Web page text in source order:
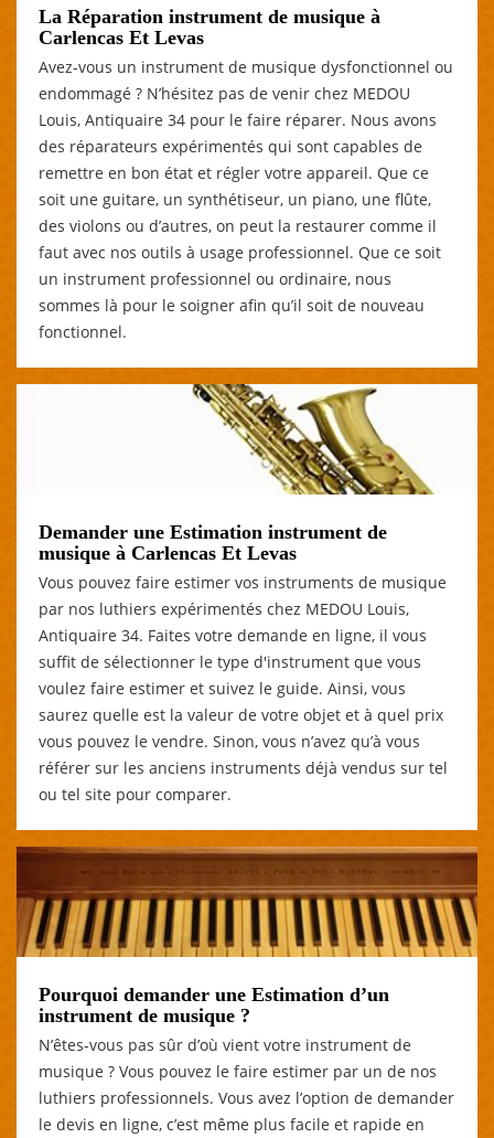
La Réparation instrument de musique à
Carlencas Et Levas
Avez-vous un instrument de musique dysfonctionnel ou
endommagé ? N’hésitez pas de venir chez MEDOU
Louis, Antiquaire 34 pour le faire réparer. Nous avons
des réparateurs expérimentés qui sont capables de
remettre en bon état et régler votre appareil. Que ce
soit une guitare, un synthétiseur, un piano, une flûte,
des violons ou d’autres, on peut la restaurer comme il
faut avec nos outils à usage professionnel. Que ce soit
un instrument professionnel ou ordinaire, nous
sommes là pour le soigner afin qu’il soit de nouveau
fonctionnel.
Demander une Estimation instrument de
musique à Carlencas Et Levas
Vous pouvez faire estimer vos instruments de musique
par nos luthiers expérimentés chez MEDOU Louis,
Antiquaire 34. Faites votre demande en ligne, il vous
suffit de sélectionner le type d'instrument que vous
voulez faire estimer et suivez le guide. Ainsi, vous
saurez quelle est la valeur de votre objet et à quel prix
vous pouvez le vendre. Sinon, vous n’avez qu’à vous
référer sur les anciens instruments déjà vendus sur tel
ou tel site pour comparer.
Pourquoi demander une Estimation d’un
instrument de musique ?
N’êtes-vous pas sûr d’où vient votre instrument de
musique ? Vous pouvez le faire estimer par un de nos
luthiers professionnels. Vous avez l’option de demander
le devis en ligne, c’est même plus facile et rapide en